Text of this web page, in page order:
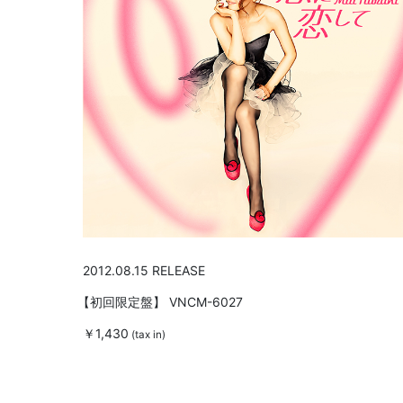
2012.08.15 RELEASE
【初回限定盤】 VNCM-6027
￥1,430 (tax in)